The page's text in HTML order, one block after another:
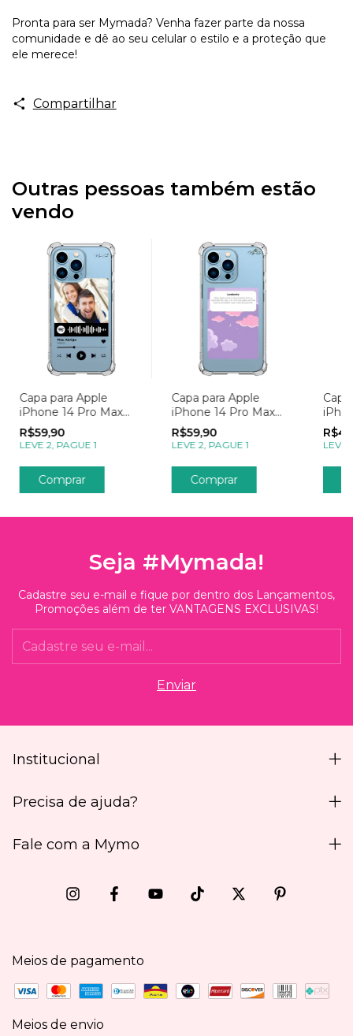
Pronta para ser Mymada? Venha fazer parte da nossa
comunidade e dê ao seu celular o estilo e a proteção que
ele merece!
Compartilhar
Outras pessoas também estão
vendo
Capa para Apple
iPhone 14 Pro Max
com Foto Momentos
Spotify
R$59,90
LEVE 2, PAGUE 1
Comprar
Capa para Apple
iPhone 14 Pro Max
com Foto Momentos
Lembrete
R$59,90
LEVE 2, PAGUE 1
Comprar
LEVE
Seja #Mymada!
Cadastre seu e-mail e fique por dentro dos Lançamentos,
Promoções além de ter VANTAGENS EXCLUSIVAS!
Institucional
Precisa de ajuda?
Fale com a Mymo
Meios de pagamento
Meios de envio